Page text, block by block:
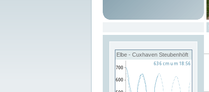
Elbe - Cuxhaven Steubenhöft